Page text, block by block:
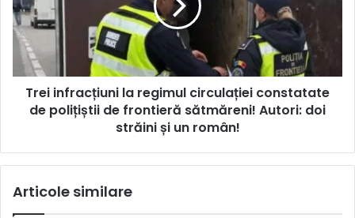
Trei infracțiuni la regimul circulației constatate
de polițiștii de frontieră sătmăreni! Autori: doi
străini și un român!
Articole similare